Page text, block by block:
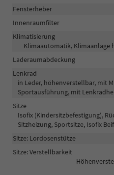
Fensterheber
Innenraumfilter
Klimatisierung
Klimaautomatik, Klimaanlage
Laderaumabdeckung
Lenkrad
in Leder, höhenverstellbar, mit
Sportausführung, mit
Sitze
Isofix (Kindersitzbefestigung),
Sitzheizung, Sportsitze, Isofix
Sitze: Lordosenstütze
Sitze: Verstellbarkeit